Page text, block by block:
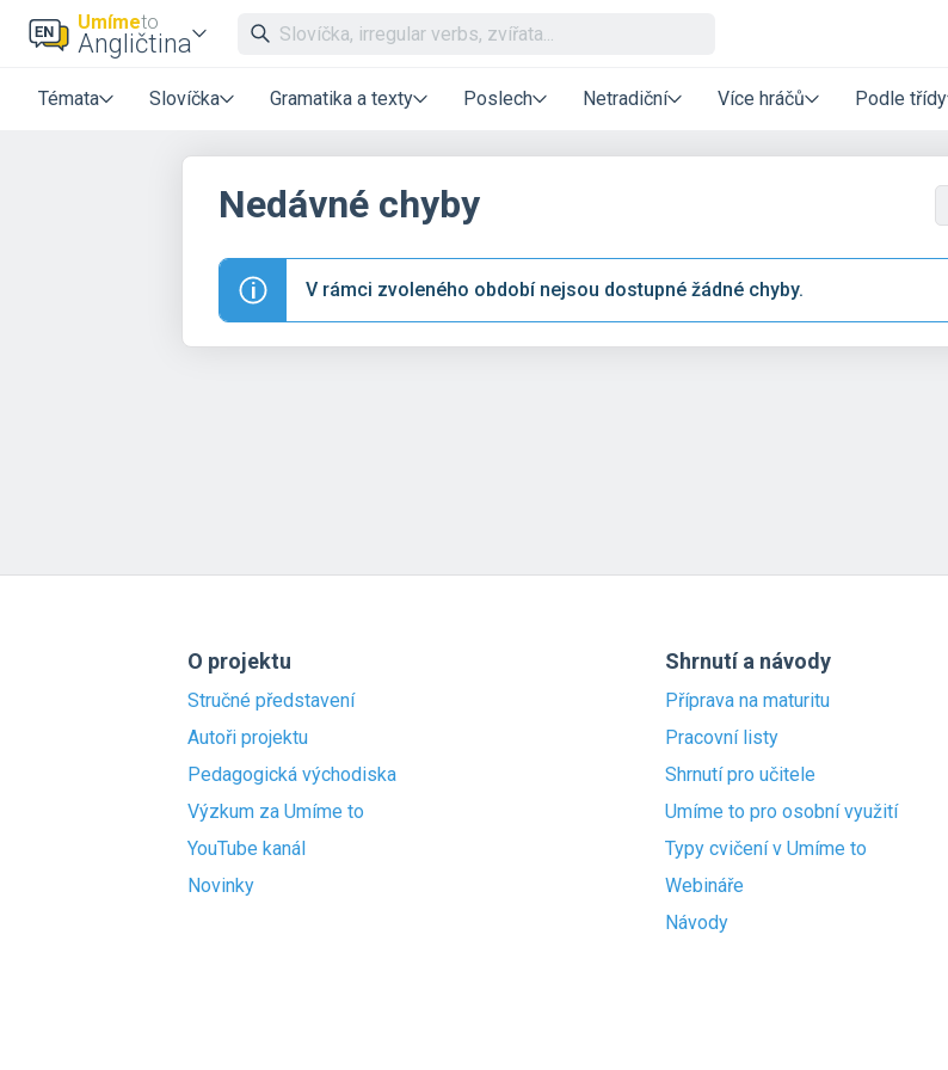
Umímeto
Angličtina
Témata Slovíčka Gramatika a texty Poslech Netradiční Více hráčů Podle třídy
Nedávné chyby
V rámci zvoleného období nejsou dostupné žádné chyby.
O projektu
Stručné představení
Autoři projektu
Pedagogická východiska
Výzkum za Umíme to
YouTube kanál
Novinky
Shrnutí a návody
Příprava na maturitu
Pracovní listy
Shrnutí pro učitele
Umíme to pro osobní využití
Typy cvičení v Umíme to
Webináře
Návody